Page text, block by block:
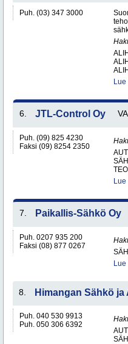
Puh. (03) 347 3000
6. JTL-Control Oy
Puh. (09) 825 4230
Faksi (09) 8254 2350
7. Paikallis-Sähkö Oy
Puh. 0207 935 200
Faksi (08) 877 0267
8. Himangan Sähkö
Puh. 040 530 9913
Puh. 050 306 6392